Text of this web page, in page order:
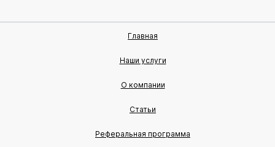
Главная
Наши услуги
О компании
Статьи
Реферальная программа